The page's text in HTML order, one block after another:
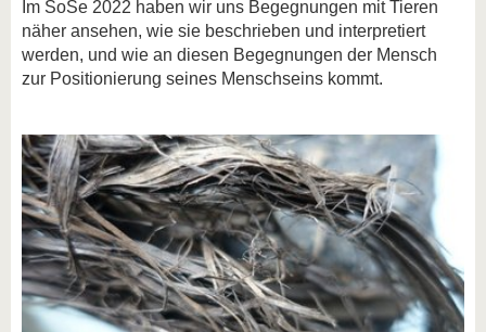
Im SoSe 2022 haben wir uns Begegnungen mit Tieren
näher ansehen, wie sie beschrieben und interpretiert
werden, und wie an diesen Begegnungen der Mensch
zur Positionierung seines Menschseins kommt.